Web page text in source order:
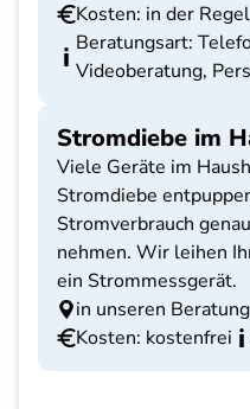
Kosten: in der
Beratungsart:
Videoberatung,
Stromdiebe im
Viele Geräte im
Stromdiebe
Stromverbrauch
nehmen. Wir leihen
ein Strommessgerät.
in unseren
Kosten: kostenfrei